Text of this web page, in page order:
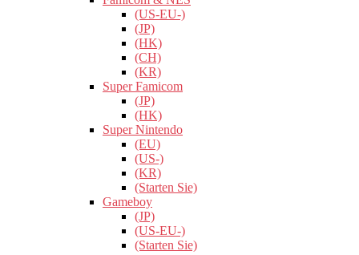
(US-EU-)
(JP)
(HK)
(CH)
(KR)
Super Famicom
(JP)
(HK)
Super Nintendo
(EU)
(US-)
(KR)
(Starten Sie)
Gameboy
(JP)
(US-EU-)
(Starten Sie)